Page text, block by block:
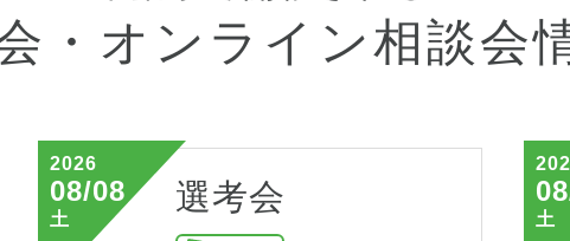
・ オンライン相談会
2026
08/08
土
選考会
土